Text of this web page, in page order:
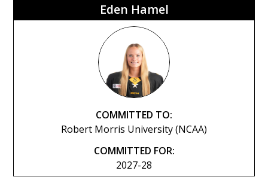
Eden Hamel
COMMITTED TO:
Robert Morris University (NCAA)
COMMITTED FOR:
2027-28